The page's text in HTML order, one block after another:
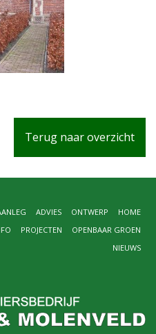
Terug naar overzicht
HOME
ONTWERP
ADVIES
OPENBAAR GROEN
PROJECTEN
NIEUWS